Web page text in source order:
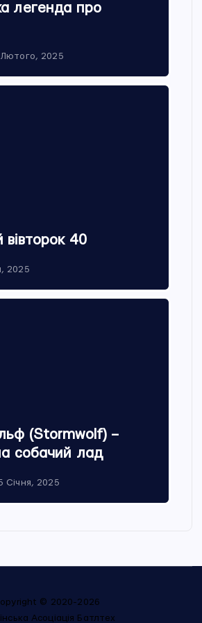
легенда про
Лютого, 2025
вівторок 40
2025
(Stormwolf) –
собачий лад
Січня, 2025
© 2020-2026
Асоціація Батлтех